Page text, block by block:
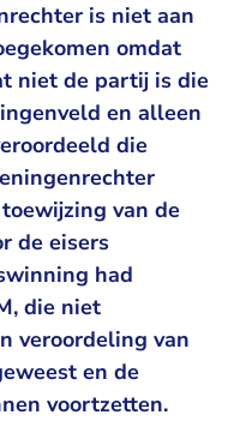
is niet aan
omdat
niet de partij is die
en alleen
die
van de
de eisers
had
die niet
veroordeling van
en de
voortzetten.